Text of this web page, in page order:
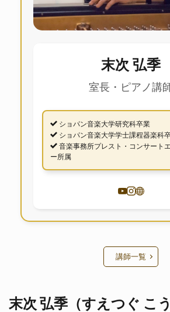
末次 弘季
室長・ピアノ講
ショパン音楽大学研究科卒業
ショパン音楽大学学士課程器楽科
音楽事務所プレスト・コンサート
ー所属
講師一覧
末次 弘季（すえつぐ こう